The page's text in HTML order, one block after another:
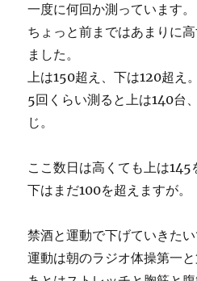
一度に何回か測っています。
ちょっと前まではあまりに
ました。
上は150超え、下は120超え。
5回くらい測ると上は140台
じ。
ここ数日は高くても上は145
下はまだ100を超えますが。
禁酒と運動で下げていきたい
運動は朝のラジオ体操第一と